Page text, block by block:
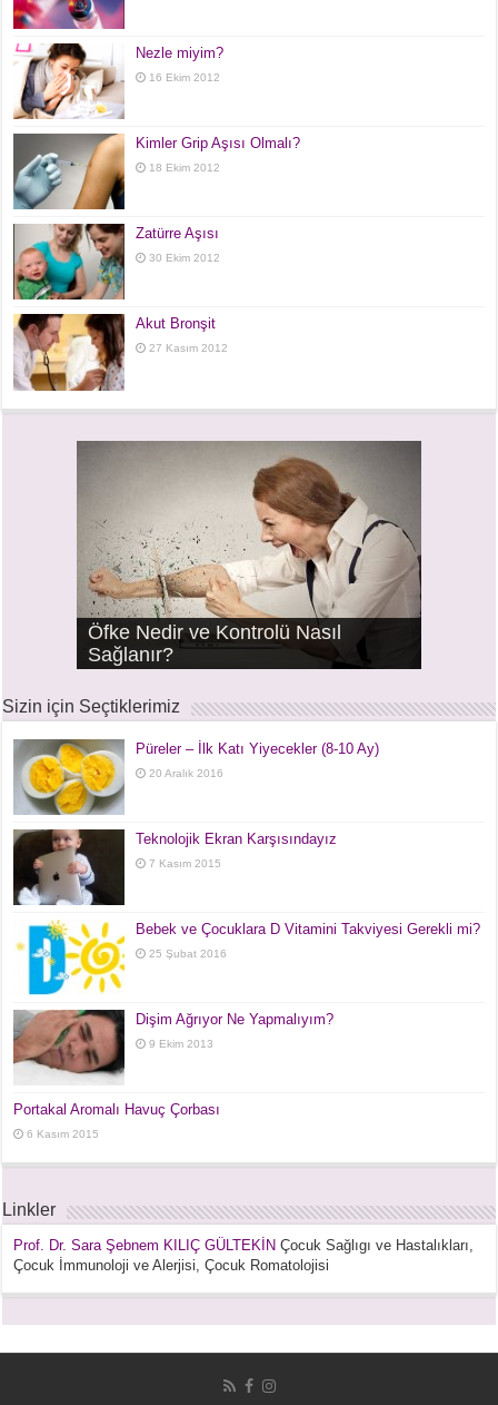
Nezle miyim?
16 Ekim 2012
Kimler Grip Aşısı Olmalı?
18 Ekim 2012
Zatürre Aşısı
30 Ekim 2012
Akut Bronşit
27 Kasım 2012
Öfke Nedir ve Kontrolü Nasıl
Sağlanır?
Ani İşitme Kaybı
Çınlama – Tinnitus
Burun Damlası Bağımlılığı
Bademcik ve Geniz Eti Ameliyatları
Bademcik ve Geniz Eti Hastalıkları
Klima Sorunları ile Gelişen
Hastalıklar
Horlama ve Tıkayıcı Uyku Apne
Sendromu
Sizin için Seçtiklerimiz
Püreler – İlk Katı Yiyecekler (8-10 Ay)
20 Aralık 2016
Teknolojik Ekran Karşısındayız
7 Kasım 2015
Bebek ve Çocuklara D Vitamini Takviyesi Gerekli mi?
25 Şubat 2016
Dişim Ağrıyor Ne Yapmalıyım?
9 Ekim 2013
Portakal Aromalı Havuç Çorbası
6 Kasım 2015
Linkler
Prof. Dr. Sara Şebnem KILIÇ GÜLTEKİN Çocuk Sağlıgı ve Hastalıkları,
Çocuk İmmunoloji ve Alerjisi, Çocuk Romatolojisi